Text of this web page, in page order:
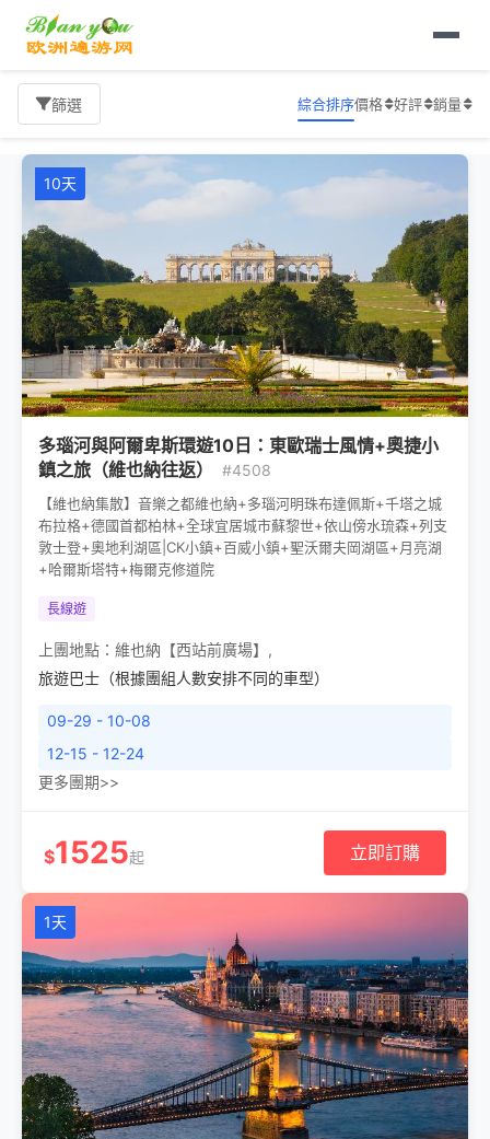
首頁 維也納 旅遊報價
篩選 綜合排序價格 好評 銷量
10天
多瑙河與阿爾卑斯環遊10日：東歐瑞士風情+奧捷小
鎮之旅（維也納往返）
#4508
【維也納集散】音樂之都維也納+多瑙河明珠布達佩斯+千塔之城
布拉格+德國首都柏林+全球宜居城市蘇黎世+依山傍水琉森+列支
敦士登+奧地利湖區|CK小鎮+百威小鎮+聖沃爾夫岡湖區+月亮湖
+哈爾斯塔特+梅爾克修道院
長線遊
上團地點： 維也納【西站前廣場】 ,
旅遊巴士（根據團組人數安排不同的車型）
09-29 - 10-08
12-15 - 12-24
更多團期>>
$1525起 立即訂購
1天